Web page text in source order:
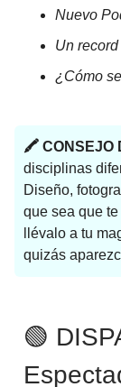
Nuevo
Un
¿Cómo
🖍 CONSEJO
disciplinas
Diseño,
que sea que
llévalo a tu
quizás
🟢